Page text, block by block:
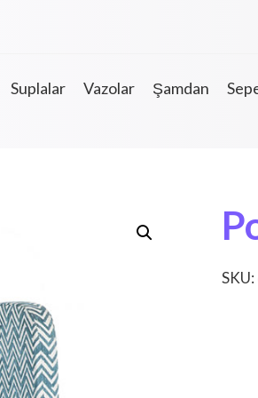
Suplalar Vazolar Şamdan
SKU: